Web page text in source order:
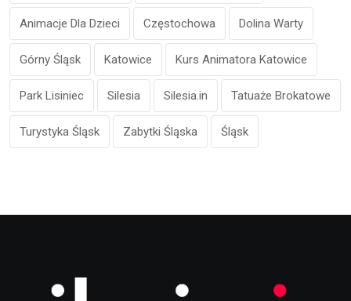
Animacje Dla Dzieci Częstochowa Dolina Warty
Górny Śląsk Katowice Kurs Animatora Katowice
Park Lisiniec Silesia Silesia.in Tatuaże Brokatowe
Turystyka Śląsk Zabytki Śląska Śląsk